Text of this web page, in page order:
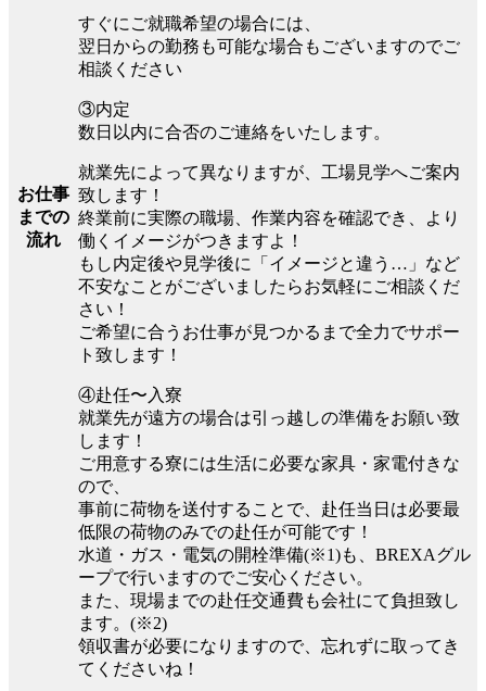
お仕事
までの
流れ
すぐにご就職希望の場合には、
翌日からの勤務も可能な場合もございますのでご
相談ください
③内定
数日以内に合否のご連絡をいたします。
就業先によって異なりますが、工場見学へご案内
致します！
終業前に実際の職場、作業内容を確認でき、より
働くイメージがつきますよ！
もし内定後や見学後に「イメージと違う…」など
不安なことがございましたらお気軽にご相談くだ
さい！
ご希望に合うお仕事が見つかるまで全力でサポー
ト致します！
④赴任〜入寮
就業先が遠方の場合は引っ越しの準備をお願い致
します！
ご用意する寮には生活に必要な家具・家電付きな
ので、
事前に荷物を送付することで、赴任当日は必要最
低限の荷物のみでの赴任が可能です！
水道・ガス・電気の開栓準備(※1)も、BREXAグル
ープで行いますのでご安心ください。
また、現場までの赴任交通費も会社にて負担致し
ます。(※2)
領収書が必要になりますので、忘れずに取ってき
てくださいね！